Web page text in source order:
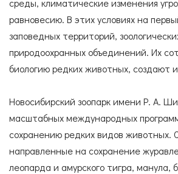
равновесию. В этих условиях на
заповедных территорий,
природоохранных объединений. Их
биологию редких животных, создают
Новосибирский зоопарк имени Р. А.
масштабных международных
сохранению редких видов животных.
направленные на сохранение
леопарда и амурского тигра, манула,